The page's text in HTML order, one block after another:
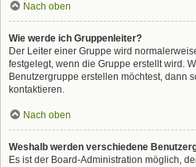
Nach oben
Wie werde ich Gruppenleiter?
Der Leiter einer Gruppe wird
festgelegt, wenn die Gruppe erstellt wird.
Benutzergruppe erstellen möchtest, dann
kontaktieren.
Nach oben
Weshalb werden verschiedene
Es ist der Board-Administration möglich,